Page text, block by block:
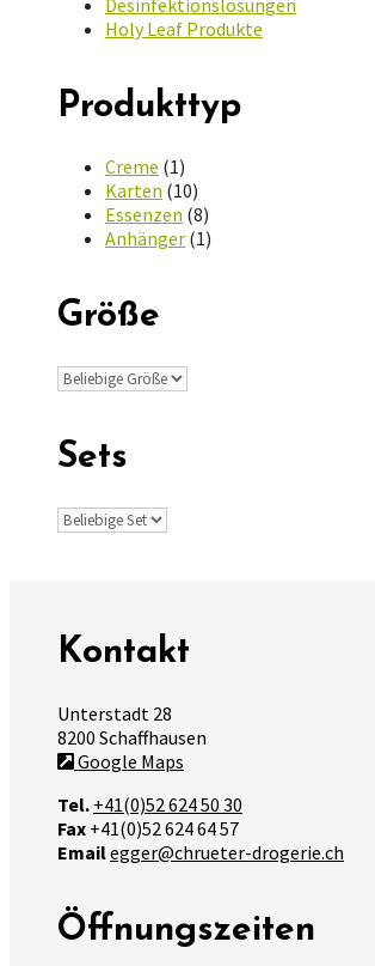
Holy Leaf Produkte
Produkttyp
Creme (1)
Karten (10)
Essenzen (8)
Anhänger (1)
Größe
Sets
Kontakt
Unterstadt 28
8200 Schaffhausen
Google Maps
Tel. +41(0)52 624 50 30
Fax +41(0)52 624 64 57
Emailegger@chrueter-drogerie.ch
Öffnungszeiten